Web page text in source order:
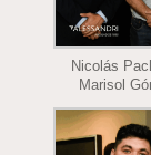
Nicolás
Marisol